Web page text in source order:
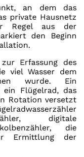
an dem das
private Hausnetz
Regel aus der
den Beginn
Erfassung des
viel Wasser dem
wurde. Ein
Flügelrad, das
Rotation versetzt
digitale
die
Ermittlung der